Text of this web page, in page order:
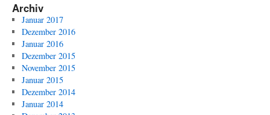
Archiv
Januar 2017
Dezember 2016
Januar 2016
Dezember 2015
November 2015
Januar 2015
Dezember 2014
Januar 2014